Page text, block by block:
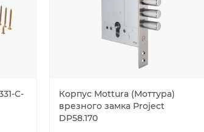
C-
Корпус Mottura (Моттура)
врезного замка Project
DP58.170